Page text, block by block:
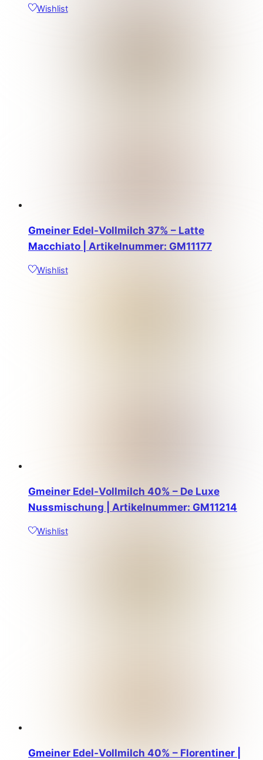
Wishlist
Gmeiner Edel-Vollmilch 37% – Latte
Macchiato | Artikelnummer: GM11177
Wishlist
Gmeiner Edel-Vollmilch 40% – De Luxe
Nussmischung | Artikelnummer: GM11214
Wishlist
Gmeiner Edel-Vollmilch 40% – Florentiner |